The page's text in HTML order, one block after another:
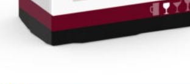
Levedura seca ativa para cerveja
Bactérias
Auxiliares de fermentação para cerveja